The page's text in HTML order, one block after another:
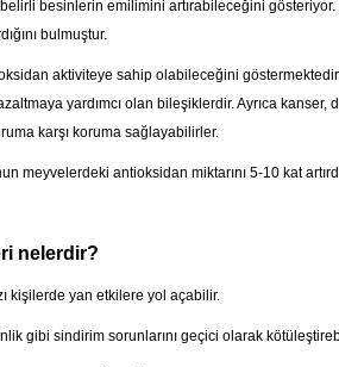
besinlerin emilimini artırabileceğini
bulmuştur.
aktiviteye sahip olabileceğini
yardımcı olan bileşiklerdir. Ayrıca kanser,
karşı koruma sağlayabilirler.
meyvelerdeki antioksidan miktarını 5-10 kat
nelerdir?
kişilerde yan etkilere yol açabilir.
gibi sindirim sorunlarını geçici olarak